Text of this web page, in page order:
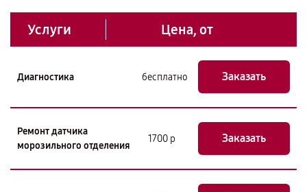
Услуги Цена, от
Диагностика бесплатно Заказать
Ремонт датчика
морозильного отделения
1700 р Заказать